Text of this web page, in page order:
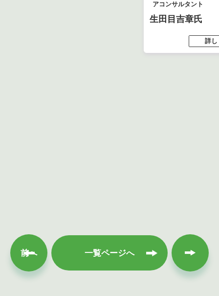
アコンサルタント
生田目吉章氏
詳
前へ 一覧ページへ
次へ